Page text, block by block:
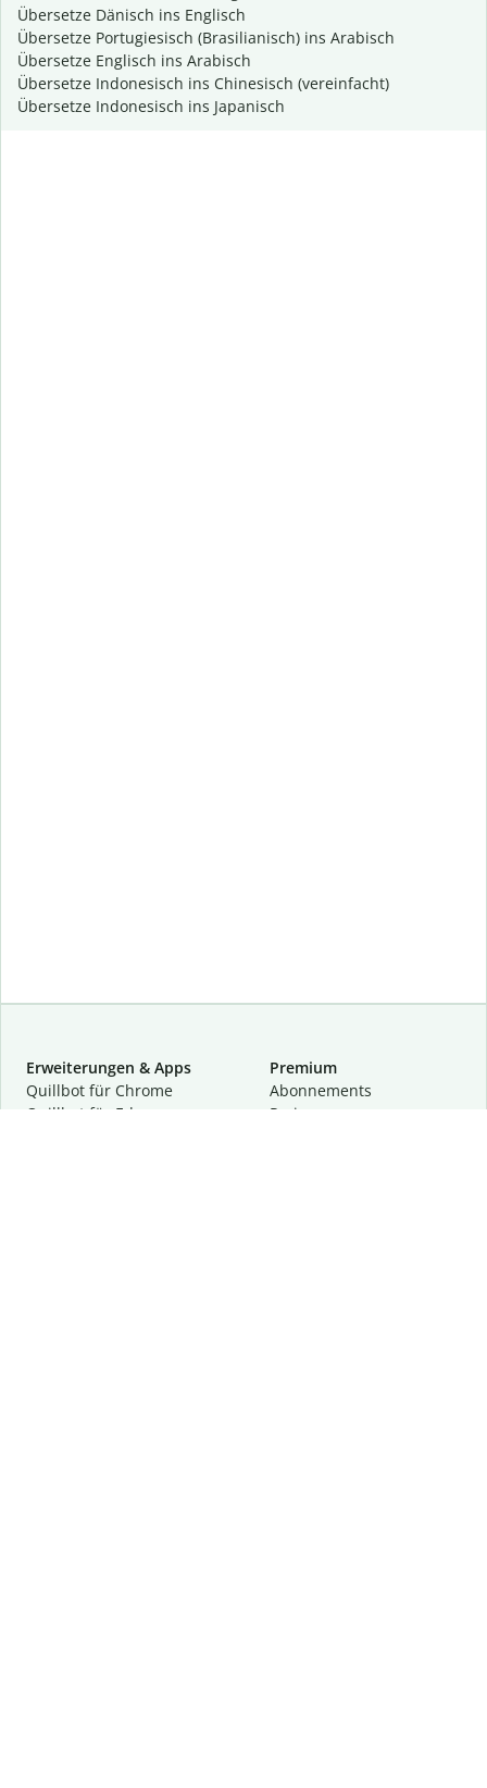
Übersetze Dänisch ins Englisch
Übersetze Portugiesisch (Brasilianisch) ins Arabisch
Übersetze Englisch ins Arabisch
Übersetze Indonesisch ins Chinesisch (vereinfacht)
Übersetze Indonesisch ins Japanisch
Erweiterungen & Apps
Quillbot für Chrome
Quillbot für Edge
Premium
Abon­ne­ments
Preise